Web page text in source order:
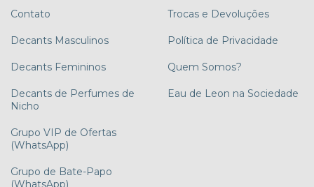
Contato
Decants Masculinos
Decants Femininos
Decants de Perfumes de
Nicho
Grupo VIP de Ofertas
(WhatsApp)
Grupo de Bate-Papo
(WhatsApp)
Trocas e Devoluções
Política de Privacidade
Quem Somos?
Eau de Leon na Sociedade